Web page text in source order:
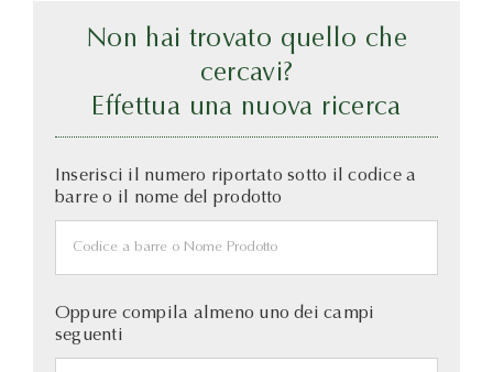
Non hai trovato quello che
cercavi?
Effettua una nuova ricerca
Inserisci il numero riportato sotto il codice a
barre o il nome del prodotto
Oppure compila almeno uno dei campi
seguenti